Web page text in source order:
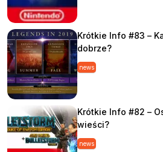
Krótkie Info #83 –
dobrze?
news
Krótkie Info #82 –
wieści?
news